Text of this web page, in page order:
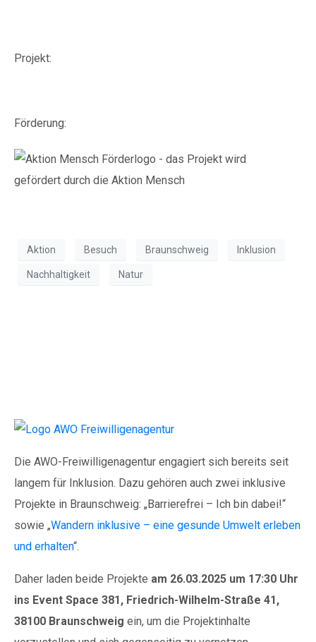
Projekt:
Förderung:
Aktion Besuch Braunschweig Inklusion
Nachhaltigkeit Natur
Die AWO-Freiwilligenagentur engagiert sich bereits seit
langem für Inklusion. Dazu gehören auch zwei inklusive
Projekte in Braunschweig: „Barrierefrei – Ich bin dabei!“
sowie „Wandern inklusive – eine gesunde Umwelt erleben
und erhalten“.
Daher laden beide Projekte am 26.03.2025 um 17:30 Uhr
ins Event Space 381, Friedrich-Wilhelm-Straße 41,
38100 Braunschweig ein, um die Projektinhalte